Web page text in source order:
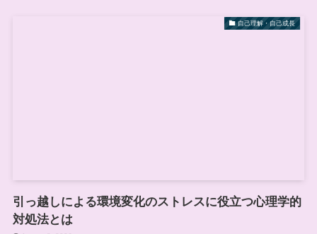
自己理解・自己成長
引っ越しによる環境変化のストレスに役立つ心理学的
対処法とは